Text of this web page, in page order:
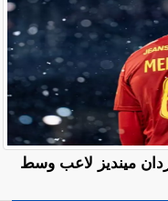
مينديز لاعب وسط